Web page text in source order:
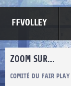
FFVOLLEY
ZOOM SUR...
COMITÉ DU FAIR PLAY